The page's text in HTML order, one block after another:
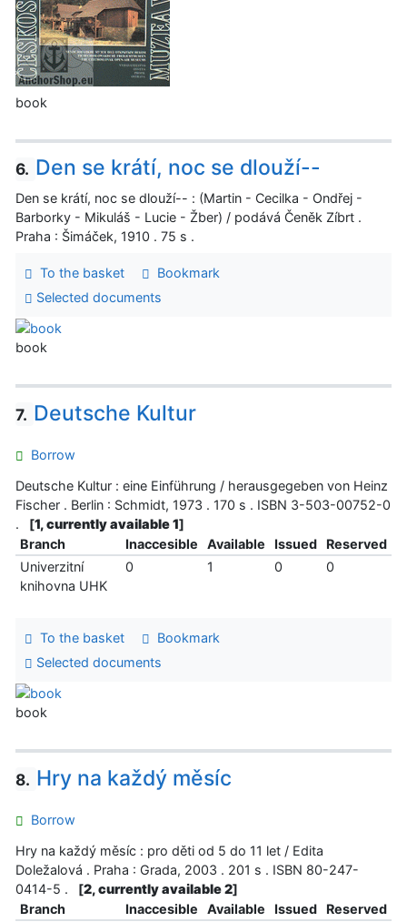
book
6. Den se krátí, noc se dlouží--
Den se krátí, noc se dlouží-- : (Martin - Cecilka - Ondřej -
Barborky - Mikuláš - Lucie - Žber) / podává Čeněk Zíbrt .
Praha : Šimáček, 1910 . 75 s .
To the basket
Bookmark
Selected documents
book
7. Deutsche Kultur
Borrow
Deutsche Kultur : eine Einführung / herausgegeben von Heinz
Fischer . Berlin : Schmidt, 1973 . 170 s . ISBN 3-503-00752-0
.
[1, currently available 1]
Branch
Inaccesible Available Issued
Reserved
Univerzitní
knihovna UHK
0 1 0 0
To the basket
Bookmark
Selected documents
book
8. Hry na každý měsíc
Borrow
Hry na každý měsíc : pro děti od 5 do 11 let / Edita
Doležalová . Praha : Grada, 2003 . 201 s . ISBN 80-247-
0414-5 .
[2, currently available 2]
Branch
Inaccesible Available Issued
Reserved